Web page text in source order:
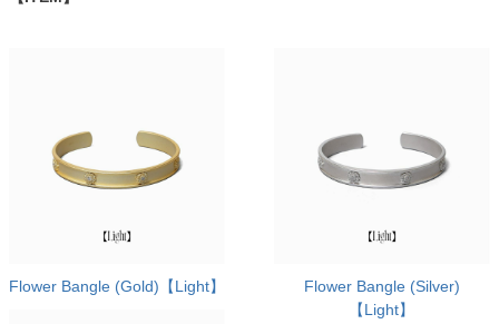
Flower Bangle (Gold)【Light】
Flower Bangle (Silver)
【Light】